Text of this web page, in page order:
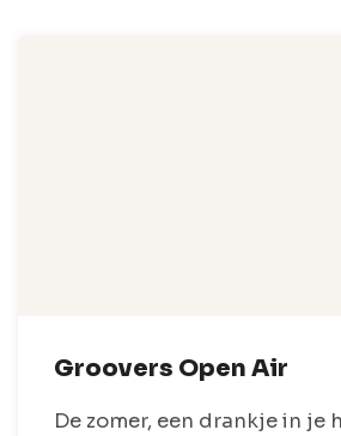
Groovers Open Air
De zomer, een drankje in je